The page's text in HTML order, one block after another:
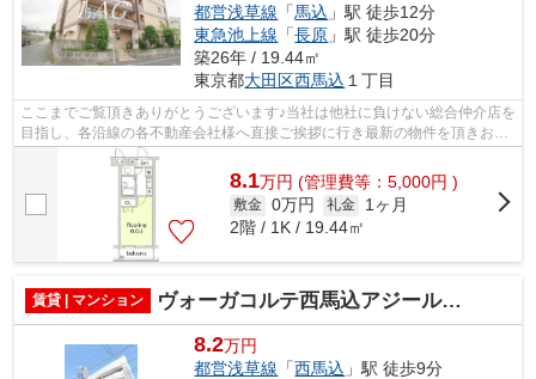
都営浅草線 「馬込 」駅 徒歩12分
東急池上線 「長原 」駅 徒歩20分
築26年 / 19.44㎡
東京都大田区西馬込 １丁目
ここまでご覧頂きありがとうございます♪当社は他社に負けない総合仲介店を
目指し、各沿線の各不動産会社様へ直接ご挨拶に行き最新の物件を頂きお客
様へ提供しております！最新の情報は...
8.1万円 (管理費等：5,000円 )
敷金 0万円 礼金
1ヶ月
2階 / 1K / 19.44㎡
賃貸 | マンション ヴォーガコルテ西馬込アジールコート
8.2万円
都営浅草線 「西馬込 」駅 徒歩9分